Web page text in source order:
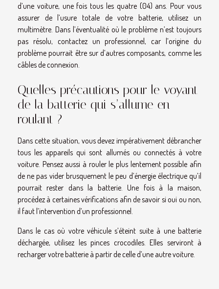
d’une voiture, une fois tous les quatre (04) ans. Pour vous
assurer de l’usure totale de votre batterie, utilisez un
multimètre. Dans l’éventualité où le problème n’est toujours
pas résolu, contactez un professionnel, car l’origine du
problème pourrait être sur d’autres composants, comme les
câbles de connexion.
Quelles précautions pour le voyant
de la batterie qui s’allume en
roulant ?
Dans cette situation, vous devez impérativement débrancher
tous les appareils qui sont allumés ou connectés à votre
voiture. Pensez aussi à rouler le plus lentement possible afin
de ne pas vider brusquement le peu d’énergie électrique qu’il
pourrait rester dans la batterie. Une fois à la maison,
procédez à certaines vérifications afin de savoir si oui ou non,
il faut l’intervention d’un professionnel.
Dans le cas où votre véhicule s’éteint suite à une batterie
déchargée, utilisez les pinces crocodiles. Elles serviront à
recharger votre batterie à partir de celle d’une autre voiture.